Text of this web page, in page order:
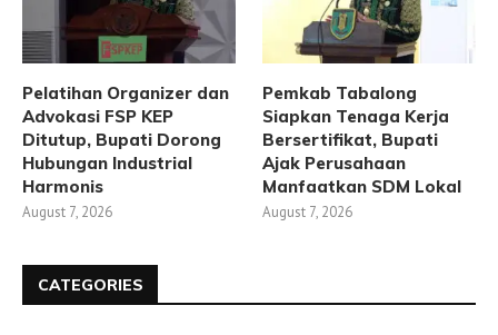
Pelatihan Organizer dan
Advokasi FSP KEP
Ditutup, Bupati Dorong
Hubungan Industrial
Harmonis
August 7, 2026
Pemkab Tabalong
Siapkan Tenaga Kerja
Bersertifikat, Bupati
Ajak Perusahaan
Manfaatkan SDM Lokal
August 7, 2026
CATEGORIES